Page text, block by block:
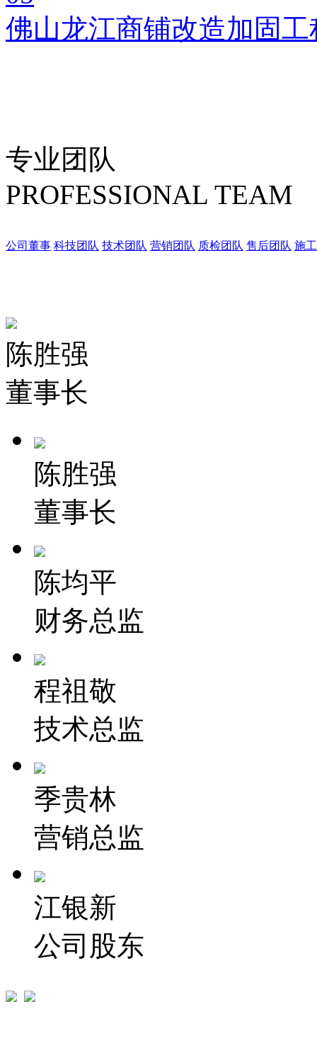
佛山龙江商铺改造加固工
专业团队
PROFESSIONAL TEAM
公司董事 科技团队 技术团队 营销团队 质检团队 售后团队 施
陈胜强
董事长
陈胜强
董事长
陈均平
财务总监
程祖敬
技术总监
季贵林
营销总监
江银新
公司股东